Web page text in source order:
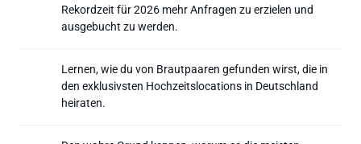
Rekordzeit für 2026 mehr Anfragen zu erzielen und
ausgebucht zu werden.
Lernen, wie du von Brautpaaren gefunden wirst, die in
den exklusivsten Hochzeitslocations in Deutschland
heiraten.